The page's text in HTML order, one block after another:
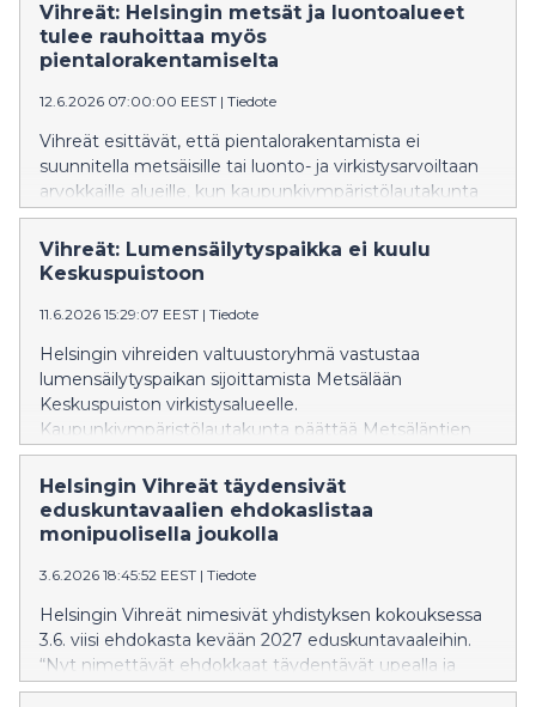
Vihreät: Helsingin metsät ja luontoalueet
tulee rauhoittaa myös
pientalorakentamiselta
12.6.2026 07:00:00 EEST | Tiedote
Vihreät esittävät, että pientalorakentamista ei
suunnitella metsäisille tai luonto- ja virkistysarvoiltaan
arvokkaille alueille, kun kaupunkiympäristölautakunta
käsittelee Helsingin pientalotonttitarjonnan lisäämistä
16.6.2026.
Vihreät: Lumensäilytyspaikka ei kuulu
Keskuspuistoon
11.6.2026 15:29:07 EEST | Tiedote
Helsingin vihreiden valtuustoryhmä vastustaa
lumensäilytyspaikan sijoittamista Metsälään
Keskuspuiston virkistysalueelle.
Kaupunkiympäristölautakunta päättää Metsäläntien
lumenvastaanottopaikan kaavasta kokouksessaan
16.6.2026.
Helsingin Vihreät täydensivät
eduskuntavaalien ehdokaslistaa
monipuolisella joukolla
3.6.2026 18:45:52 EEST | Tiedote
Helsingin Vihreät nimesivät yhdistyksen kokouksessa
3.6. viisi ehdokasta kevään 2027 eduskuntavaaleihin.
“Nyt nimettävät ehdokkaat täydentävät upealla ja
monipuolisella osaamisellaan Helsingin vihreiden